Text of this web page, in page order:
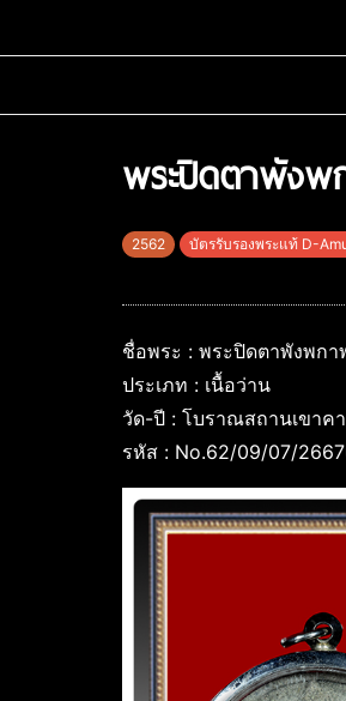
พระปิดตาพังพ
2562 บัตรรับรองพระแท้ D-
ชื่อพระ : พระปิดตาพังพกา
ประเภท : เนื้อว่าน
วัด-ปี : โบราณสถานเขาค
รหัส : No.62/09/07/